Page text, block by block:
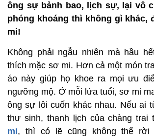
ông sự bảnh bao, lịch sự, lại vô
phóng khoáng thì không gì khác,
mi!
Không phải ngẫu nhiên mà hầu
thích mặc sơ mi. Hơn cả một món
áo này giúp họ khoe ra mọi ưu
ngưỡng mộ. Ở mỗi lứa tuổi, sơ mi
ông sự lôi cuốn khác nhau. Nếu ai
thư sinh, thanh lịch của chàng
mi, thì có lẽ cũng không thể rời